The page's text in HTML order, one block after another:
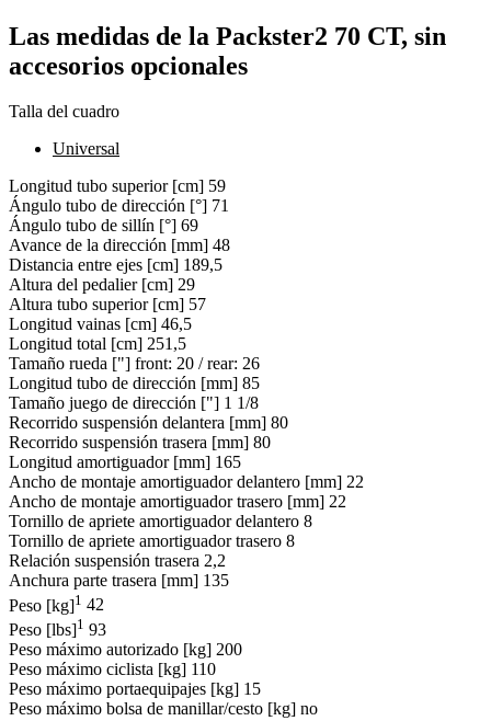
Las medidas de la Packster2 70 CT, sin
accesorios opcionales
Talla del cuadro
Universal
Longitud tubo superior [cm] 59
Ángulo tubo de dirección [°] 71
Ángulo tubo de sillín [°] 69
Avance de la dirección [mm] 48
Distancia entre ejes [cm] 189,5
Altura del pedalier [cm] 29
Altura tubo superior [cm] 57
Longitud vainas [cm] 46,5
Longitud total [cm] 251,5
Tamaño rueda ["] front: 20 / rear: 26
Longitud tubo de dirección [mm] 85
Tamaño juego de dirección ["] 1 1/8
Recorrido suspensión delantera [mm] 80
Recorrido suspensión trasera [mm] 80
Longitud amortiguador [mm] 165
Ancho de montaje amortiguador delantero [mm] 22
Ancho de montaje amortiguador trasero [mm] 22
Tornillo de apriete amortiguador delantero 8
Tornillo de apriete amortiguador trasero 8
Relación suspensión trasera 2,2
Anchura parte trasera [mm] 135
Peso [kg]1 42
Peso [lbs]1 93
Peso máximo autorizado [kg] 200
Peso máximo ciclista [kg] 110
Peso máximo portaequipajes [kg] 15
Peso máximo bolsa de manillar/cesto [kg] no